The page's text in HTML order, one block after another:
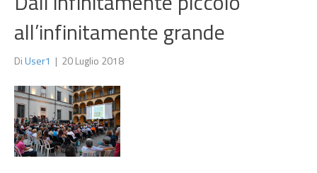
all’infinitamente grande
DiUser1 | 20 Luglio 2018